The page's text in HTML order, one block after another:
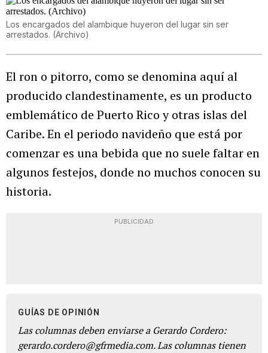
Los encargados del alambique huyeron del lugar sin ser
arrestados. (Archivo)
El ron o pitorro, como se denomina aquí al
producido clandestinamente, es un producto
emblemático de Puerto Rico y otras islas del
Caribe. En el periodo navideño que está por
comenzar es una bebida que no suele faltar en
algunos festejos, donde no muchos conocen su
historia.
PUBLICIDAD
GUÍAS DE OPINIÓN
Las columnas deben enviarse a Gerardo Cordero:
gerardo.cordero@gfrmedia.com. Las columnas tienen